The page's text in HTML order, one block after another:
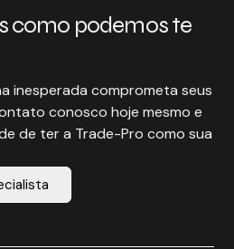
como podemos te
inesperada comprometa seus
conosco hoje mesmo e
de ter a Trade-Pro como sua